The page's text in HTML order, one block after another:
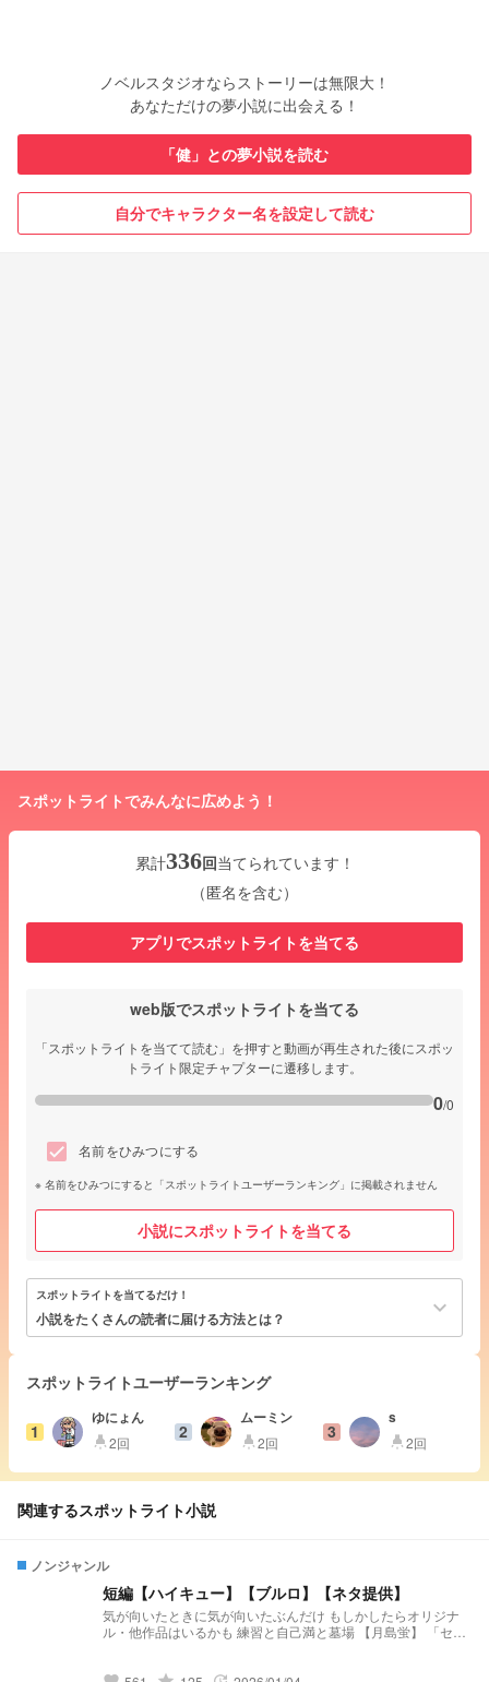
ノベルスタジオならストーリーは無限大！
あなただけの夢小説に出会える！
「健」との夢小説を読む
自分でキャラクター名を設定して読む
スポットライトでみんなに広めよう！
累計336回当てられています！
（匿名を含む）
アプリでスポットライトを当てる
web版でスポットライトを当てる
「スポットライトを当てて読む」を押すと動画が再生された後にスポッ
トライト限定チャプターに遷移します。
0/0
名前をひみつにする
名前をひみつにすると「スポットライトユーザーランキング」に掲載されません
小説にスポットライトを当てる
スポットライトを当てるだけ！
小説をたくさんの読者に届ける方法とは？ keyboard_arrow_down
スポットライトユーザーランキング
1
ゆにょん
highlight2回 2
ムーミン
highlight2回 3
s
highlight2回
関連するスポットライト小説
ノンジャンル
短編【ハイキュー】【ブルロ】【ネタ提供】
気が向いたときに気が向いたぶんだけ もしかしたらオリジナ
ル・他作品はいるかも 練習と自己満と墓場 【月島蛍】 「セレ